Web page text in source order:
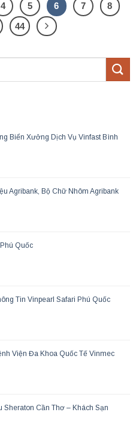
4 5 6 7
8
44
Biển Xưởng Dịch Vụ Vinfast Bình
Agribank, Bộ Chữ Nhôm Agribank
Quốc
Tin Vinpearl Safari Phú Quốc
Viện Đa Khoa Quốc Tế Vinmec
Sheraton Cần Thơ – Khách Sạn